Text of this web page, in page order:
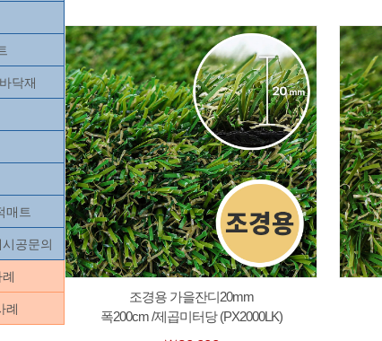
닥재
매트
공문의
례
조경용 가을잔디20mm
폭200cm /제곱미터당 (PX2000LK)